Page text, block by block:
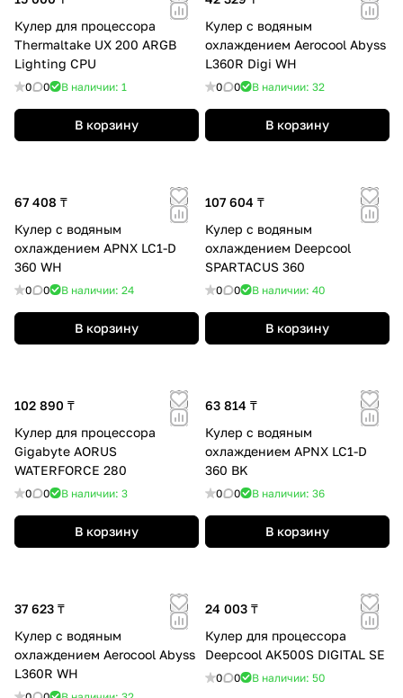
Кулер для процессора
Thermaltake UX 200 ARGB
Lighting CPU
0 0 В наличии: 1
В корзину
Кулер с водяным
охлаждением Aerocool Abyss
L360R Digi WH
0 0 В наличии: 32
В корзину
67 408 ₸
Кулер с водяным
охлаждением APNX LC1-D
360 WH
0 0 В наличии: 24
В корзину
107 604 ₸
Кулер с водяным
охлаждением Deepcool
SPARTACUS 360
0 0 В наличии: 40
В корзину
102 890 ₸
Кулер для процессора
Gigabyte AORUS
WATERFORCE 280
0 0 В наличии: 3
В корзину
63 814 ₸
Кулер с водяным
охлаждением APNX LC1-D
360 BK
0 0 В наличии: 36
В корзину
37 623 ₸
Кулер с водяным
охлаждением Aerocool Abyss
L360R WH
24 003 ₸
Кулер для процессора
Deepcool AK500S DIGITAL SE
0 0 В наличии: 50